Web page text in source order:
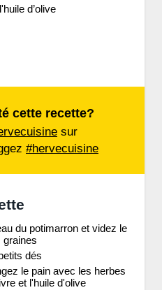
d’olive
cette recette?
sur
#hervecuisine
du potimarron et videz le
graines
dés
le pain avec les herbes
et l'huile d'olive